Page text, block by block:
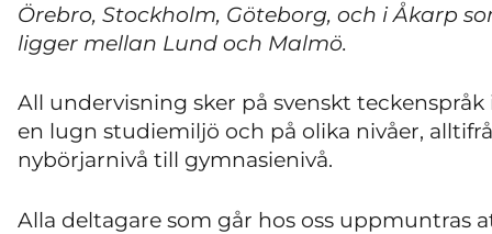
Örebro, Stockholm, Göteborg, och i Åkarp
ligger mellan Lund och Malmö.
All undervisning sker på svenskt teckenspråk
en lugn studiemiljö och på olika nivåer,
nybörjarnivå till gymnasienivå.
Alla deltagare som går hos oss uppmuntras